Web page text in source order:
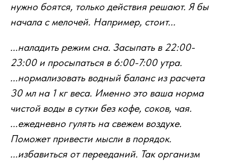
нужно боятся, только действия решают. Я бы
начала с мелочей. Например, стоит...
...наладить режим сна. Засыпать в 22:00-
23:00 и просыпаться в 6:00-7:00 утра.
...нормализовать водный баланс из расчета
30 мл на 1 кг веса. Именно это ваша норма
чистой воды в сутки без кофе, соков, чая.
...ежедневно гулять на свежем воздухе.
Поможет привести мысли в порядок.
...избавиться от перееданий. Так организм